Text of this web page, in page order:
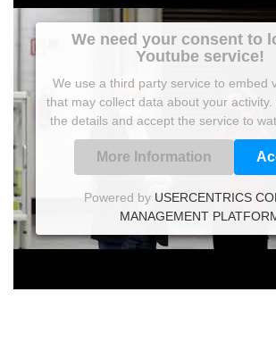
We need your consent to
Youtube service!
We use a third party service to embed
that may collect data about your activity.
the details and accept the service to
More Information
Powered by USERCENTRICS
MANAGEMENT